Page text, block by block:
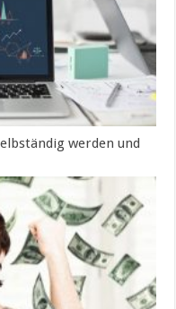
werden und